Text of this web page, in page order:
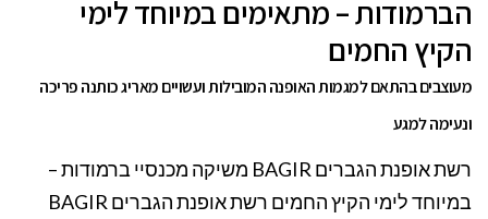
הברמודות – מתאימים במיוחד לימי
הקיץ החמים
מעוצבים בהתאם למגמות האופנה המובילות ועשויים מאריג כותנה פריכה
ונעימה למגע
רשת אופנת הגברים BAGIR משיקה מכנסיי ברמודות –
במיוחד לימי הקיץ החמים רשת אופנת הגברים BAGIR